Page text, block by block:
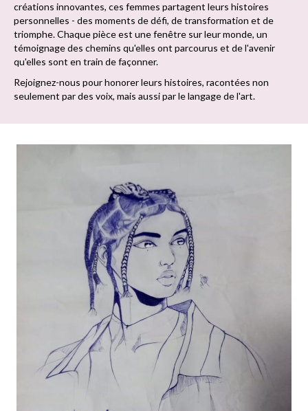
créations innovantes, ces femmes partagent leurs histoires
personnelles - des moments de défi, de transformation et de
triomphe. Chaque pièce est une fenêtre sur leur monde, un
témoignage des chemins qu'elles ont parcourus et de l'avenir
qu'elles sont en train de façonner.
Rejoignez-nous pour honorer leurs histoires, racontées non
seulement par des voix, mais aussi par le langage de l'art.